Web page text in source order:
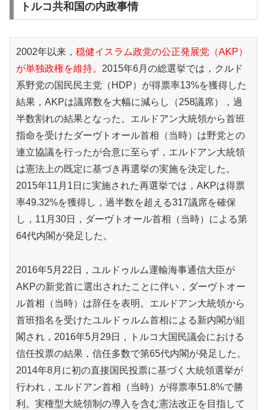
トルコ共和国の内政事情
2002年以来， 穏健イスラム政党の公正発展党（AKP）
が単独政権を維持。 2015年6月の総選挙では，クルド
系野党の国民民主党（HDP）が得票率13%を獲得した
結果，AKPは議席数を大幅に減らし（258議席），過
半数割れの結果となった。エルドアン大統領から首班
指命を受けたダーヴトオール首相（当時）は野党との
連立協議を行ったが合意に至らず，エルドアン大統領
は憲法上の既定に基づき再選挙の実施を決定した。
2015年11月1日に実施された再選挙では，AKPは得票
率49.32%を獲得し，過半数を超える317議席を確保
し，11月30日，ダーヴトオール首相（当時）による第
64代内閣が発足した。
2016年5月22日，ユルドゥルム運輸海事通信大臣が
AKPの新党首に選出されたことに伴い，ダーヴトオー
ル首相（当時）は辞任を表明。エルドアン大統領から
首班指名を受けたユルドゥルム首相による新内閣が組
閣され，2016年5月29日，トルコ大国民議会における
信任投票の結果，信任多数で第65代内閣が発足した。
2014年8月に初の直接国民投票に基づく大統領選挙が
行われ，エルドアン首相（当時）が得票率51.8%で勝
利。実権型大統領制の導入を含む憲法改正を目指して